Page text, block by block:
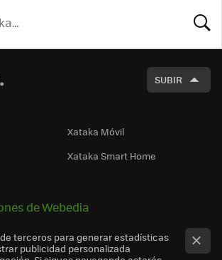
SUBIR
Xataka Móvil
Xataka Smart Home
de Webedia
terceros para generar estadísticas
publicidad personalizada